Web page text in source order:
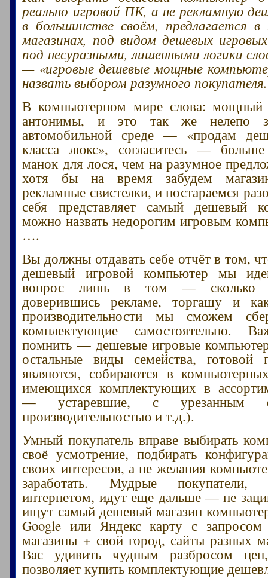
реально игровой ПК, а не рекламную
в большинстве своём, предлагается
магазинах, под видом дешевых
под несуразными, лишенными логики
— «игровые дешевые мощные
назвать выбором разумного покупателя.
В компьютерном мире слова:
антонимы, и это так же нелепо
автомобильной среде — «продам
класса люкс», согласитесь —
манок для лося, чем на разумное
хотя бы на время забудем
рекламные свистелки, и постараемся
себя представляет самый дешевый
можно назвать недорогим игровым
….
Вы должны отдавать себе отчёт в том,
дешевый игровой компьютер мы
вопрос лишь в том — сколько
доверившись рекламе, торгашу и
производительности мы сможем
комплектующие самостоятельно.
помнить — дешевые игровые
остальные виды семейства, готовой
являются, собираются в
имеющихся комплектующих в
— устаревшие, с урезанным
производительностью и т.д.).
Умный покупатель вправе выбирать
своё усмотрение, подбирать
своих интересов, а не желания
заработать. Мудрые покупатели,
интернетом, идут еще дальше — не
ищут самый дешевый магазин
Google или Яндекс карту с запросом
магазины + свой город, сайты разных
Вас удивить чудным разбросом
позволяет купить комплектующие